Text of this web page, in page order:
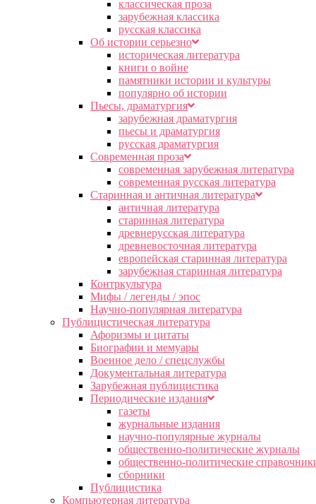
классическая проза
зарубежная классика
русская классика
Об истории серьезно
историческая литература
книги о войне
памятники истории и культуры
популярно об истории
Пьесы, драматургия
зарубежная драматургия
пьесы и драматургия
русская драматургия
Современная проза
современная зарубежная литература
современная русская литература
Старинная и античная литература
античная литература
старинная литература
древнерусская литература
древневосточная литература
европейская старинная литература
зарубежная старинная литература
Контркультура
Мифы / легенды / эпос
Научно-популярная литература
Публицистическая литература
Афоризмы и цитаты
Биографии и мемуары
Военное дело / спецслужбы
Документальная литература
Зарубежная публицистика
Периодические издания
газеты
журнальные издания
научно-популярные журналы
общественно-политические журналы
общественно-политические
сборники
Публицистика
Компьютерная литература